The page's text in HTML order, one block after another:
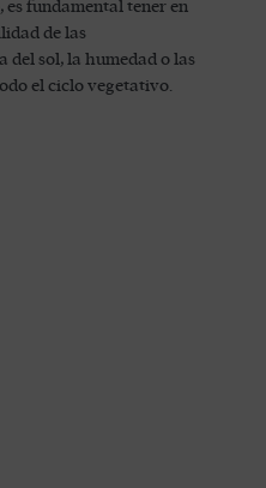
es fundamental tener en
de las
del sol, la humedad o las
el ciclo vegetativo.